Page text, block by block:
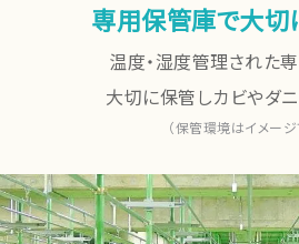
専用保管庫で大切
温度・湿度管理された
大切に保管しカビやダニ
（保管環境はイメージ